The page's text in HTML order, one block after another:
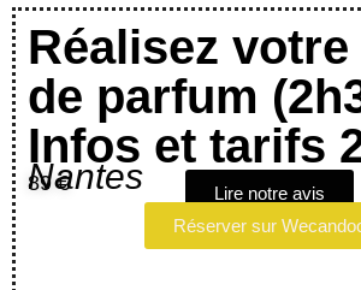
Réalisez votre
de parfum
Infos et tarifs
Nantes
89 €
Lire notre avis
Réserver sur